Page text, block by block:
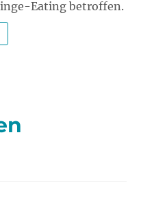
Eating betroffen.